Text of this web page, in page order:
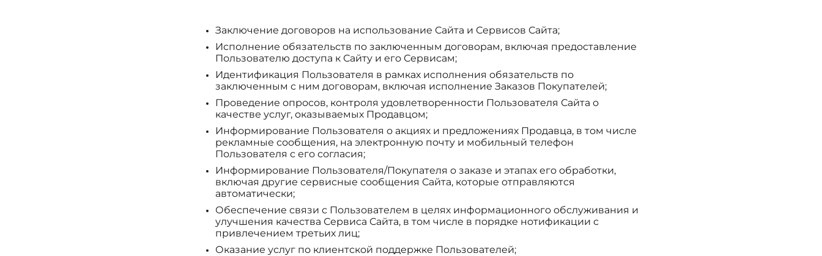
Заключение договоров на использование Сайта и Сервисов Сайта;
Исполнение обязательств по заключенным договорам, включая предоставление
Пользователю доступа к Сайту и его Сервисам;
Идентификация Пользователя в рамках исполнения обязательств по
заключенным с ним договорам, включая исполнение Заказов Покупателей;
Проведение опросов, контроля удовлетворенности Пользователя Сайта о
качестве услуг, оказываемых Продавцом;
Информирование Пользователя о акциях и предложениях Продавца, в том числе
рекламные сообщения, на электронную почту и мобильный телефон
Пользователя с его согласия;
Информирование Пользователя/Покупателя о заказе и этапах его обработки,
включая другие сервисные сообщения Сайта, которые отправляются
автоматически;
Обеспечение связи с Пользователем в целях информационного обслуживания и
улучшения качества Сервиса Сайта, в том числе в порядке нотификации с
привлечением третьих лиц;
Оказание услуг по клиентской поддержке Пользователей;